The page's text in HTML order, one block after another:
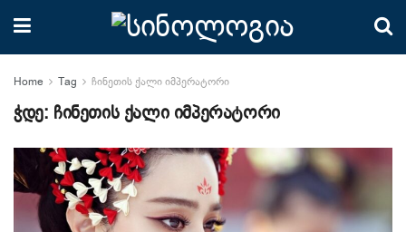
Home Tag ჩინეთის ქალი იმპერატორი
ჭდე: ჩინეთის ქალი იმპერატორი